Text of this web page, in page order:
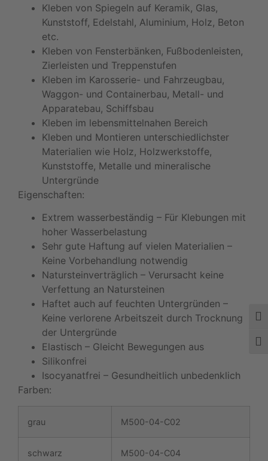
Kleben von Spiegeln auf Keramik, Glas,
Kunststoff, Edelstahl, Aluminium, Holz, Beton
etc.
Kleben von Fensterbänken, Fußbodenleisten,
Zierleisten und Treppenstufen
Kleben im Karosserie- und Fahrzeugbau,
Waggon- und Containerbau, Metall- und
Apparatebau, Schiffsbau
Kleben im lebensmittelnahen Bereich
Kleben und Montieren unterschiedlichster
Materialien wie Holz, Holzwerkstoffe,
Kunststoffe, Metalle und mineralische
Untergründe
Eigenschaften:
Extrem wasserbeständig – Für Klebungen mit
hoher Wasserbelastung
Sehr gute Haftung auf vielen Materialien –
Keine Vorbehandlung notwendig
Natursteinverträglich – Verursacht keine
Verfettung an Natursteinen
Haftet auch auf feuchten Untergründen –
Keine verlorene Arbeitszeit durch Trocknung
der Untergründe
Elastisch – Gleicht Bewegungen aus
Silikonfrei
Isocyanatfrei – Gesundheitlich unbedenklich
Farben:
grau M500-04-C02
schwarz M500-04-C04